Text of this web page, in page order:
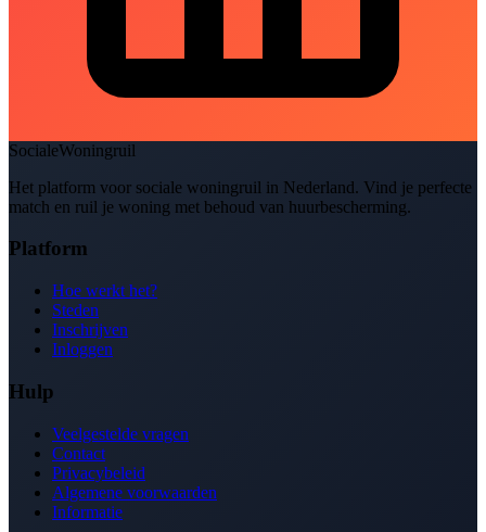
SocialeWoningruil
Het platform voor sociale woningruil in Nederland. Vind je perfecte
match en ruil je woning met behoud van huurbescherming.
Platform
Hoe werkt het?
Steden
Inschrijven
Inloggen
Hulp
Veelgestelde vragen
Contact
Privacybeleid
Algemene voorwaarden
Informatie